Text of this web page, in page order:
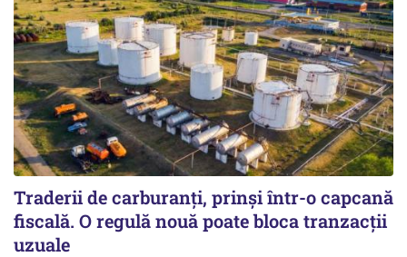
Traderii de carburanți, prinși într-o capcană
fiscală. O regulă nouă poate bloca tranzacții
uzuale